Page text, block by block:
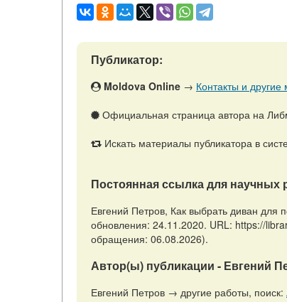
Публикатор:
Moldova Online → Контакты и
Официальная страница автора на
Искать материалы публикатора в
Постоянная ссылка для научных
Евгений Петров, Как выбрать диван для
обновления: 24.11.2020. URL: https://
обращения: 06.08.2026).
Автор(ы) публикации - Евгений
Евгений Петров → другие работы, поиск: